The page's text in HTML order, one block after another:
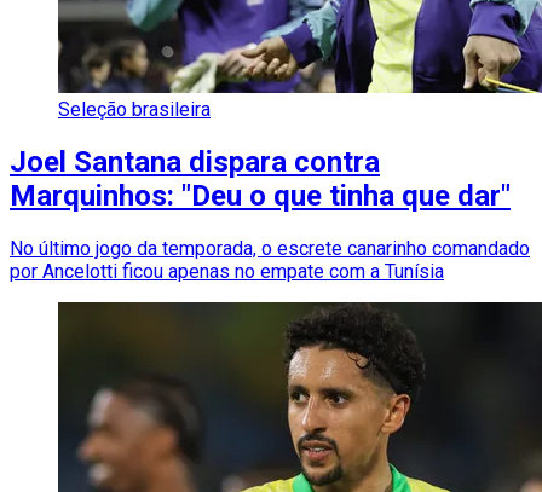
Seleção brasileira
Joel Santana dispara contra
Marquinhos: "Deu o que tinha que dar"
No último jogo da temporada, o escrete canarinho comandado
por Ancelotti ficou apenas no empate com a Tunísia